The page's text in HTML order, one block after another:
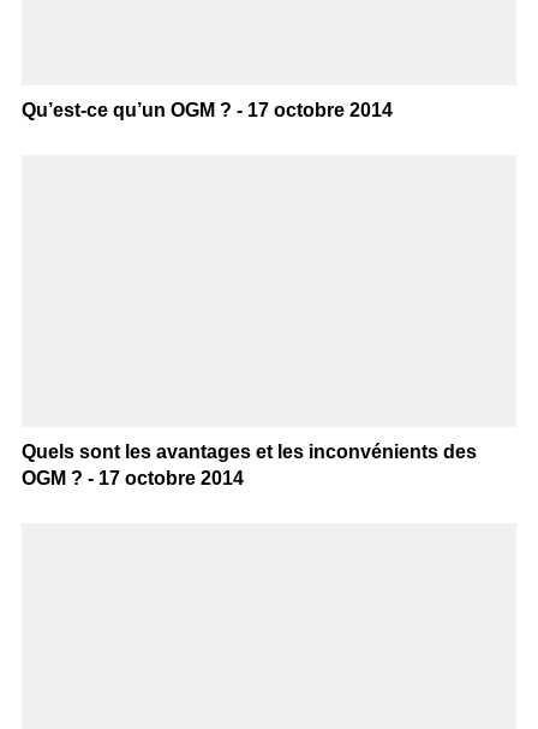
Qu’est-ce qu’un OGM ? - 17 octobre 2014
Quels sont les avantages et les inconvénients des
OGM ? - 17 octobre 2014